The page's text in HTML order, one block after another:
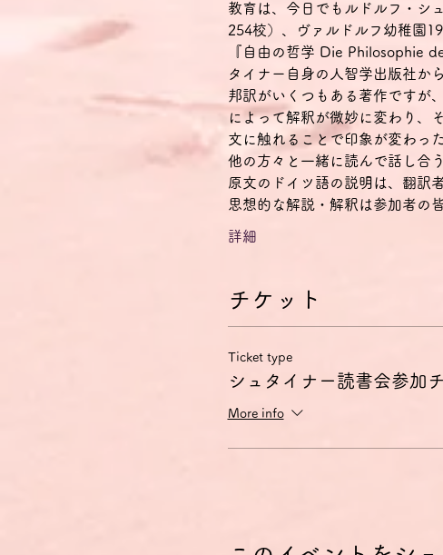
教育は、今日でもルドルフ・シ
254校）、ヴァルドルフ幼稚園
『自由の哲学 Die Philosophie
タイナー自身の人智学出版社か
邦訳がいくつもある著作ですが
によって解釈が微妙に変わり、
文に触れることで印象が変わっ
他の方々と一緒に読んで話し合
原文のドイツ語の説明は、翻訳
思想的な解説・解釈は参加者の
詳細
チケット
Ticket type
シュタイナー読書会参加
More info